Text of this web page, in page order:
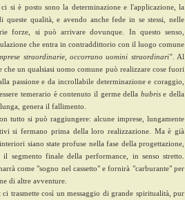
si è posto sono la determinazione e l'applicazione, la
queste qualità, e avendo anche fede in se stessi, nelle
forze, si può arrivare dovunque. In questo senso,
che entra in contraddittorio con il luogo comune
straordinarie, occorrano uomini straordinari". Al
che un qualsiasi uomo comune può realizzare cose fuori
passione e da incrollabile determinazione e coraggio,
temerario è contenuto il germe della hubrise della
genera il fallimento.
tutto si può raggiungere: alcune imprese, lungamente
si fermano prima della loro realizzazione. Ma è già
siano state profuse nella fase della progettazione,
segmento finale della performance, in senso stretto.
come "sogno nel cassetto" e fornirà "carburante" per
di altre avventure.
trasmette così un messaggio di grande spiritualità, pur